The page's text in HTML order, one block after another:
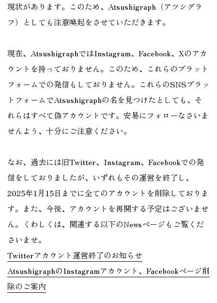
現状があります。このため、Atsushigraph（アツシグラ
フ）としても注意喚起をさせていただきます。
現在、AtsushigraphではInstagram、Facebook、Xのアカ
ウントを持っておりません。このため、これらのプラット
フォームでの発信もしておりません。これらのSNSプラッ
トフォームでAtsushigraphの名を見つけたとしても、そ
れらはすべて偽アカウントです。安易にフォローなさいま
せんよう、十分にご注意ください。
なお、過去には旧Twitter、Instagram、Facebookでの発
信をしておりましたが、いずれもその運営を終了し、
2025年1月15日までに全てのアカウントを削除しておりま
す。また、今後、アカウントを再開する予定はございませ
ん。くわしくは、関連する以下のNewsページもご覧くだ
さいませ。
Twitterアカウント運営終了のお知らせ
AtsushigraphのInstagramアカウント、Facebookページ削
除のご案内